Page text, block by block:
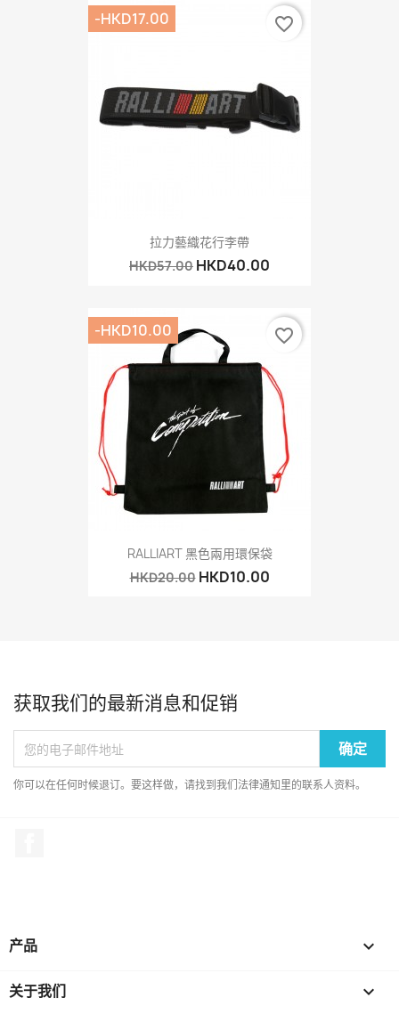
拉力藝織花行李帶
HKD57.00 HKD40.00
-HKD17.00 favorite_border
RALLIART 黑色兩用環保袋
HKD20.00 HKD10.00
-HKD10.00 favorite_border
获取我们的最新消息和促销
你可以在任何时候退订。要这样做，请找到我们法律通知里的联系人资料。
产品 
关于我们 